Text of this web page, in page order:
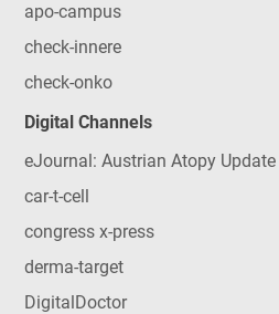
apo-campus
check-innere
check-onko
Digital Channels
eJournal: Austrian Atopy Update
car-t-cell
congress x-press
derma-target
DigitalDoctor